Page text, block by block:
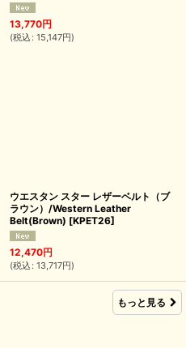
13,770円
(税込 : 15,147円)
ウエスタン スター レザーベルト（ブ
ラウン）/Western Leather
Belt(Brown) [KPET26]
12,470円
(税込 : 13,717円)
もっと見る